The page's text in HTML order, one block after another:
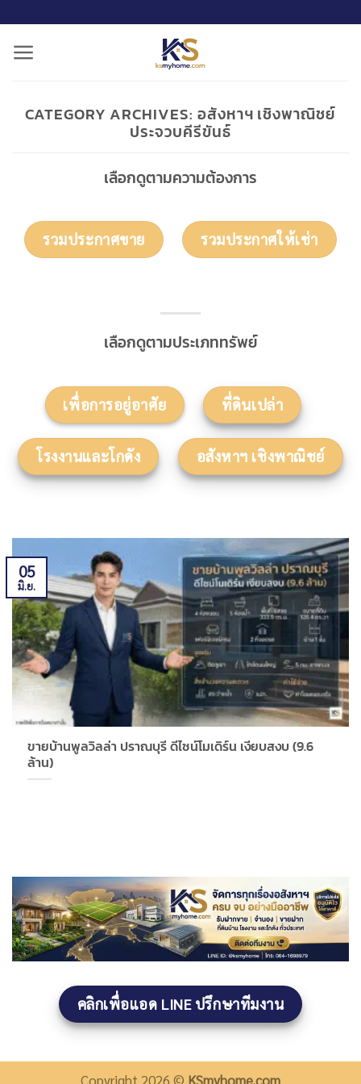
CATEGORY ARCHIVES: อสังหาฯ เชิงพาณิชย์
ประจวบคีรีขันธ์
เลือกดูตามความต้องการ
รวมประกาศขาย รวมประกาศให้เช่า
เลือกดูตามประเภททรัพย์
เพื่อการอยู่อาศัย ที่ดินเปล่า
โรงงานและโกดัง อสังหาฯ เชิงพาณิชย์
ขายบ้านพูลวิลล่า ปราณบุรี ดีไซน์โมเดิร์น เงียบสงบ (9.6
ล้าน)
05
มิ.ย.
คลิกเพื่อแอด LINE ปรึกษาทีมงาน
Copyright 2026 © KSmyhome.com